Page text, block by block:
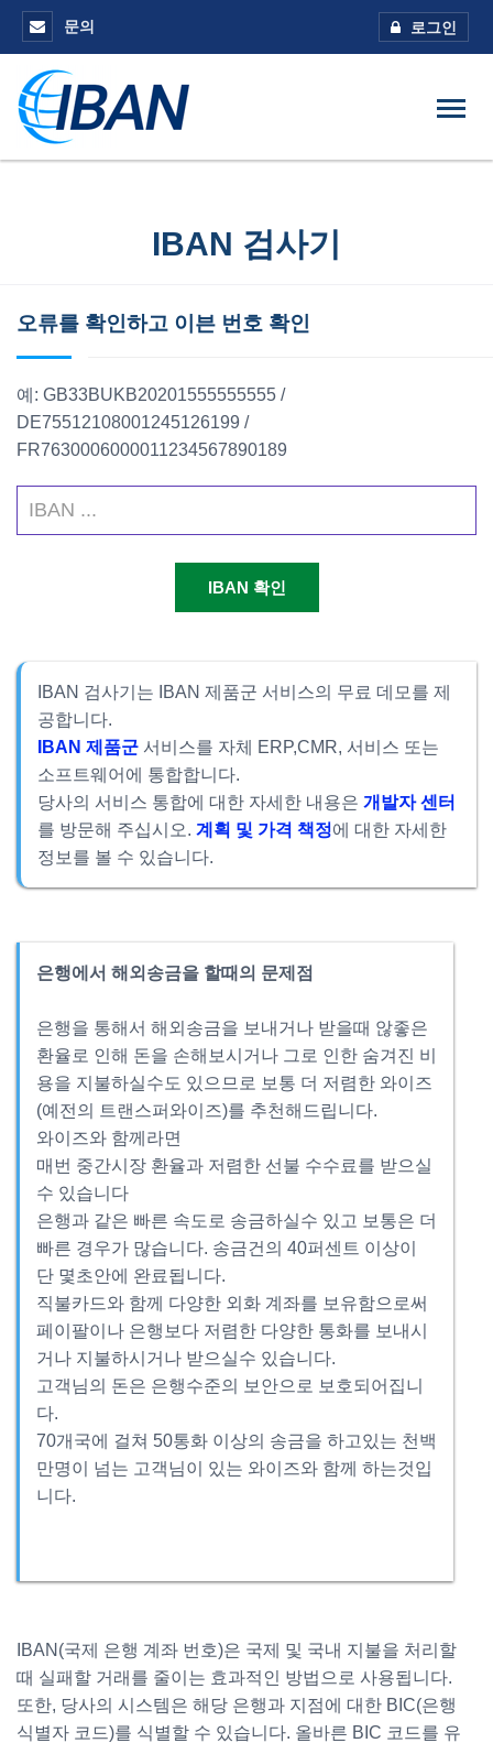
문의 로그인
IBAN 검사기
오류를 확인하고 이븐 번호 확인
예: GB33BUKB20201555555555 /
DE75512108001245126199 /
FR7630006000011234567890189
IBAN 검사기는 IBAN 제품군 서비스의 무료 데모를 제
공합니다.
IBAN 제품군 서비스를 자체 ERP,CMR, 서비스 또는
소프트웨어에 통합합니다.
당사의 서비스 통합에 대한 자세한 내용은 개발자 센터
를 방문해 주십시오. 계획 및 가격 책정에 대한 자세한
정보를 볼 수 있습니다.
은행에서 해외송금을 할때의 문제점
은행을 통해서 해외송금을 보내거나 받을때 않좋은
환율로 인해 돈을 손해보시거나 그로 인한 숨겨진 비
용을 지불하실수도 있으므로 보통 더 저렴한 와이즈
(예전의 트랜스퍼와이즈)를 추천해드립니다.
와이즈와 함께라면
매번 중간시장 환율과 저렴한 선불 수수료를 받으실
수 있습니다
은행과 같은 빠른 속도로 송금하실수 있고 보통은 더
빠른 경우가 많습니다. 송금건의 40퍼센트 이상이
단 몇초안에 완료됩니다.
직불카드와 함께 다양한 외화 계좌를 보유함으로써
페이팔이나 은행보다 저렴한 다양한 통화를 보내시
거나 지불하시거나 받으실수 있습니다.
고객님의 돈은 은행수준의 보안으로 보호되어집니
다.
70개국에 걸쳐 50통화 이상의 송금을 하고있는 천백
만명이 넘는 고객님이 있는 와이즈와 함께 하는것입
니다.
IBAN(국제 은행 계좌 번호)은 국제 및 국내 지불을 처리할
때 실패할 거래를 줄이는 효과적인 방법으로 사용됩니다.
또한, 당사의 시스템은 해당 은행과 지점에 대한 BIC(은행
식별자 코드)를 식별할 수 있습니다. 올바른 BIC 코드를 유